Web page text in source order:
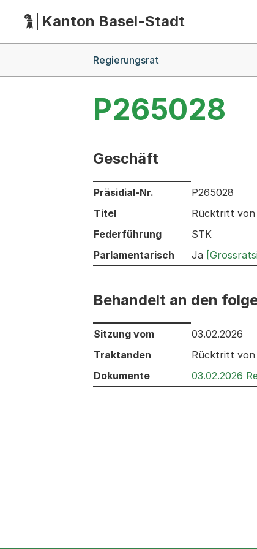
HauptnavigationKanton Basel-Stadt
Regierungsrat
P265028
Geschäft
Informationen zum Ausgewählten
Präsidial-Nr.
P265028
Titel
Rücktritt von
Federführung
STK
Parlamentarisch
Ja
Behandelt an den
Behandelt an den folgenden
Sitzung vom
03.02.2026
Traktanden
Rücktritt von
Dokumente
03.02.2026